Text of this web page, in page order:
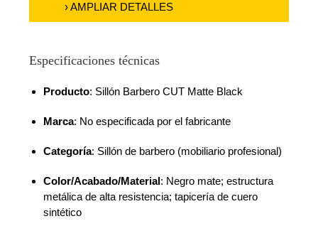
› AMPLIAR DETALLES
Especificaciones técnicas
Producto: Sillón Barbero CUT Matte Black
Marca: No especificada por el fabricante
Categoría: Sillón de barbero (mobiliario profesional)
Color/Acabado/Material: Negro mate; estructura
metálica de alta resistencia; tapicería de cuero
sintético